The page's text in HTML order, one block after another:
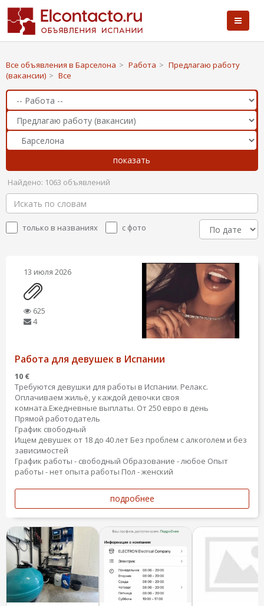
Все объявления в Барселона > Работа > Предлагаю работу
(вакансии) > Все
Найдено: 1063 объявлений
только в названиях с фото
13 июля 2026
625
4
Работа для девушек в Испании
10 €
Требуются девушки для работы в Испании. Релакс.
Оплачиваем жильё, у каждой девочки своя
комната.Ежедневные выплаты. От 250 евро в день
Прямой работодатель
График свободный
Ищем девушек от 18 до 40 лет Без проблем с алкоголем и без
зависимостей
График работы - свободный Образование - любое Опыт
работы - нет опыта работы Пол - женский
подробнее